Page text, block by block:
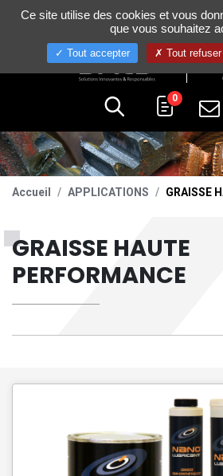
+33 (0)4 75 58 80
0
Accueil APPLICATIONS GRAISSE
GRAISSE HAUTE
PERFORMANCE
Gestion de vos préférences sur les
Ce site utilise des cookies et vous
que vous souhaitez
Tout accepter Tout refuser